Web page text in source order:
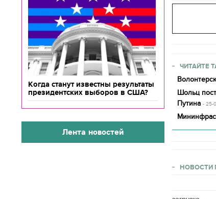
Когда станут известны результаты
президентских выборов в США?
Лента новостей
ЧИТАЙТЕ
Шольц
Путина - 25-
НОВОСТИ